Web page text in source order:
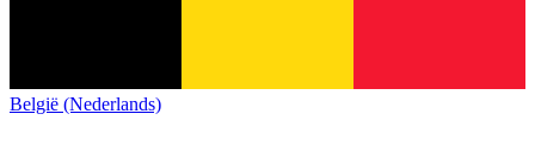
België (Nederlands)